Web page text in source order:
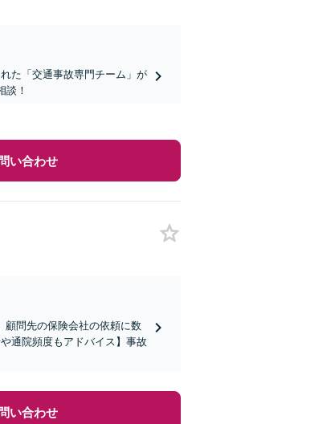
た「交通事故専門チーム」が
談！
い合わせ
顧問先の保険会社の依頼に数
通院頻度もアドバイス】事故
い合わせ